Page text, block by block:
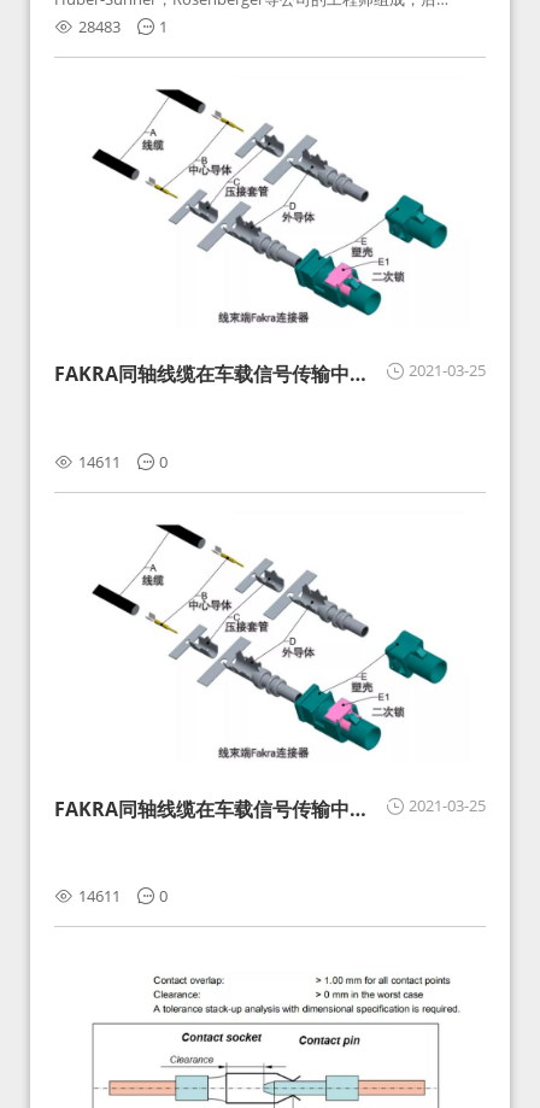
Huber-Suhner相关连接器业务及技术在2010年并入
Rosenberger）缩写。起初为BMW需求用于车载收音机天线连
接，如今FAKRA已成为汽车行业通用标准的射频连接器，被业
28483 1
2021-03-25
FAKRA同轴线缆在车载信号传输中的
14611 0
2021-03-25
FAKRA同轴线缆在车载信号传输中的
14611 0